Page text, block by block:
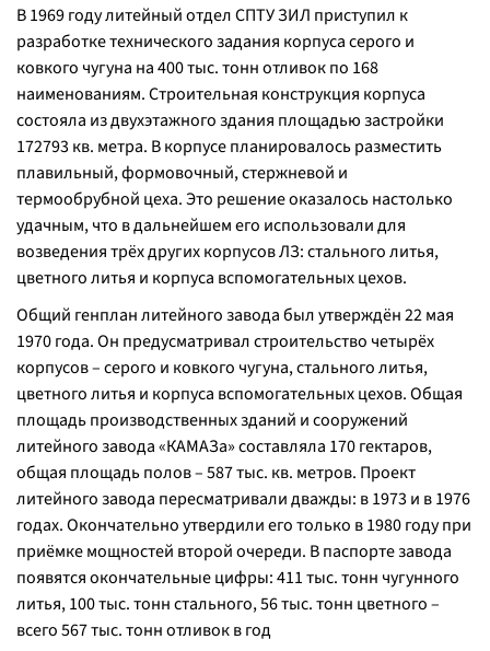
В 1969 году литейный отдел СПТУ ЗИЛ приступил к
разработке технического задания корпуса серого и
ковкого чугуна на 400 тыс. тонн отливок по 168
наименованиям. Строительная конструкция корпуса
состояла из двухэтажного здания площадью застройки
172793 кв. метра. В корпусе планировалось разместить
плавильный, формовочный, стержневой и
термообрубной цеха. Это решение оказалось настолько
удачным, что в дальнейшем его использовали для
возведения трёх других корпусов ЛЗ: стального литья,
цветного литья и корпуса вспомогательных цехов.
Общий генплан литейного завода был утверждён 22 мая
1970 года. Он предусматривал строительство четырёх
корпусов – серого и ковкого чугуна, стального литья,
цветного литья и корпуса вспомогательных цехов. Общая
площадь производственных зданий и сооружений
литейного завода «КАМАЗа» составляла 170 гектаров,
общая площадь полов – 587 тыс. кв. метров. Проект
литейного завода пересматривали дважды: в 1973 и в 1976
годах. Окончательно утвердили его только в 1980 году при
приёмке мощностей второй очереди. В паспорте завода
появятся окончательные цифры: 411 тыс. тонн чугунного
литья, 100 тыс. тонн стального, 56 тыс. тонн цветного –
всего 567 тыс. тонн отливок в год